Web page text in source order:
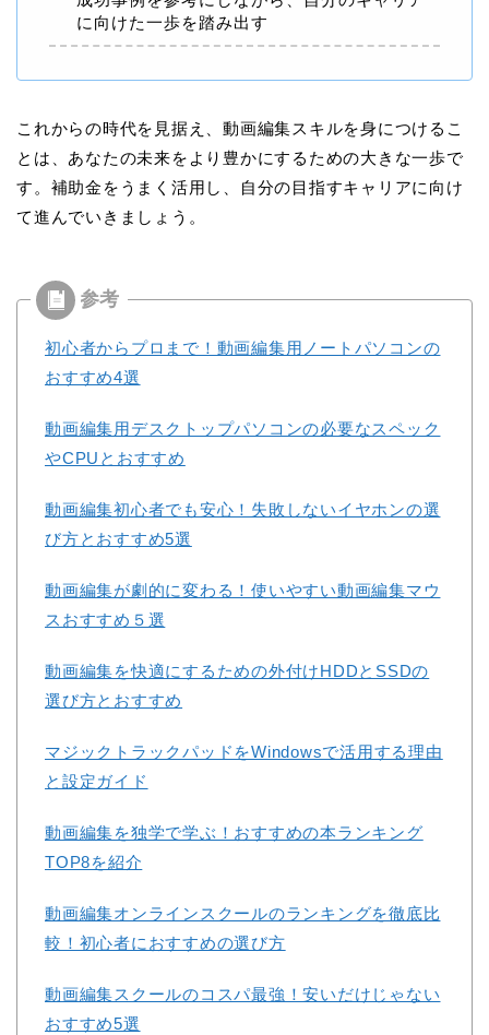
に向けた一歩を踏み出す
これからの時代を見据え、動画編集スキルを身につけるこ
とは、あなたの未来をより豊かにするための大きな一歩で
す。補助金をうまく活用し、自分の目指すキャリアに向け
て進んでいきましょう。
初心者からプロまで！動画編集用ノートパソコンの
おすすめ4選
動画編集用デスクトップパソコンの必要なスペック
やCPUとおすすめ
動画編集初心者でも安心！失敗しないイヤホンの選
び方とおすすめ5選
動画編集が劇的に変わる！使いやすい動画編集マウ
スおすすめ５選
動画編集を快適にするための外付けHDDとSSDの
選び方とおすすめ
マジックトラックパッドをWindowsで活用する理由
と設定ガイド
動画編集を独学で学ぶ！おすすめの本ランキング
TOP8を紹介
動画編集オンラインスクールのランキングを徹底比
較！初心者におすすめの選び方
動画編集スクールのコスパ最強！安いだけじゃない
おすすめ5選